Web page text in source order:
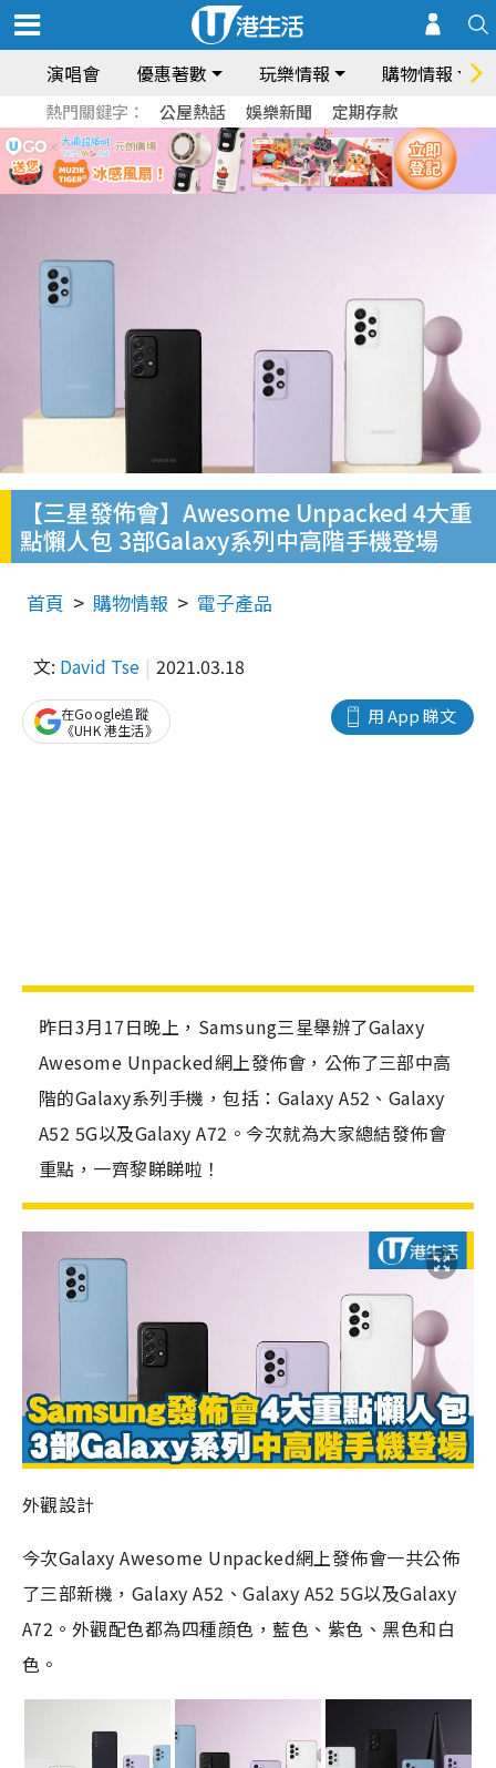
演唱會 優惠著數 玩樂情報 購物情報
熱門關鍵字： 公屋熱話 娛樂新聞 定期存款
【三星發佈會】Awesome Unpacked 4大重
點懶人包 3部Galaxy系列中高階手機登場
首頁 購物情報 電子產品
文: David Tse 2021.03.18
用 App 睇文
在Google追蹤
《UHK 港生活》
昨日3月17日晚上，Samsung三星舉辦了Galaxy
Awesome Unpacked網上發佈會，公佈了三部中高
階的Galaxy系列手機，包括：Galaxy A52、Galaxy
A52 5G以及Galaxy A72。今次就為大家總結發佈會
重點，一齊黎睇睇啦！
外觀設計
今次Galaxy Awesome Unpacked網上發佈會一共公佈
了三部新機，Galaxy A52、Galaxy A52 5G以及Galaxy
A72。外觀配色都為四種顔色，藍色、紫色、黑色和白
色。